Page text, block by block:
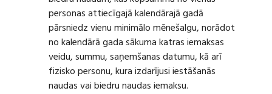
personas attiecīgajā kalendārajā gadā
pārsniedz vienu minimālo mēnešalgu, norādot
no kalendārā gada sākuma katras iemaksas
veidu, summu, saņemšanas datumu, kā arī
fizisko personu, kura izdarījusi iestāšanās
naudas vai biedru naudas iemaksu.